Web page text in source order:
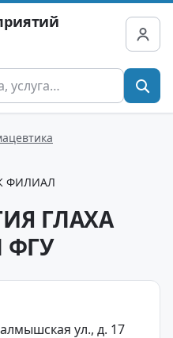
ФИЛИАЛ
ГЛАХА
ФГУ
ул., д. 17